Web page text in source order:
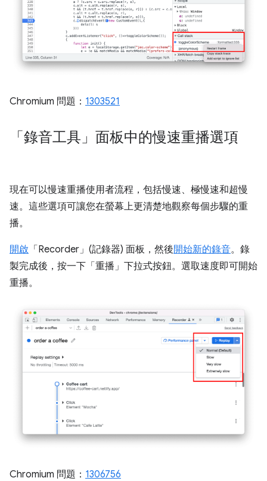
Chromium 問題： 1303521
「錄音工具」面板中的慢速重播選項
現在可以慢速重播使用者流程，包括慢速、極慢速和超慢
速。這些選項可讓您在螢幕上更清楚地觀察每個步驟的重
播。
開啟 「Recorder」(記錄器) 面板，然後開始新的錄音。錄
製完成後，按一下「重播」 下拉式按鈕。選取速度即可開始
重播。
Chromium 問題： 1306756